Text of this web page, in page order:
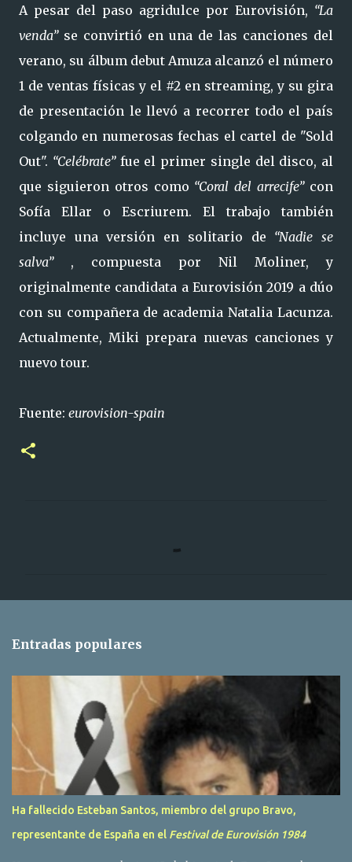
A pesar del paso agridulce por Eurovisión, “La
venda”se convirtió en una de las canciones del
verano, su álbum debut Amuza alcanzó el número
1 de ventas físicas y el #2 en streaming, y su gira
de presentación le llevó a recorrer todo el país
colgando en numerosas fechas el cartel de "Sold
Out". “Celébrate” fue el primer single del disco, al
que siguieron otros como “Coral del arrecife”con
Sofía Ellar o Escriurem. El trabajo también
incluye una versión en solitario de “Nadie se
salva” , compuesta por Nil Moliner, y
originalmente candidata a Eurovisión 2019 a dúo
con su compañera de academia Natalia Lacunza.
Actualmente, Miki prepara nuevas canciones y
nuevo tour.
Fuente: eurovision-spain
r
s
Entradas populares
Ha fallecido Esteban Santos, miembro del grupo Bravo,
representante de España en el Festival de Eurovisión 1984